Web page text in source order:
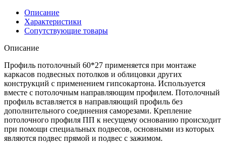
Описание
Характеристики
Сопутствующие товары
Описание
Профиль потолочный 60*27 применяется при монтаже
каркасов подвесных потолков и облицовки других
конструкций с применением гипсокартона. Используется
вместе с потолочным направляющим профилем. Потолочный
профиль вставляется в направляющий профиль без
дополнительного соединения саморезами. Крепление
потолочного профиля ПП к несущему основанию происходит
при помощи специальных подвесов, основными из которых
являются подвес прямой и подвес с зажимом.